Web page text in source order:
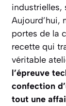
industrielles,
Aujourd’hui,
portes de la
recette qui
véritable
l’épreuve
confection
tout une